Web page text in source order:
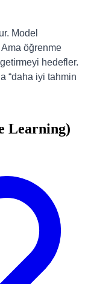
Model
öğrenme
hedefler.
“daha iyi tahmin
Learning)